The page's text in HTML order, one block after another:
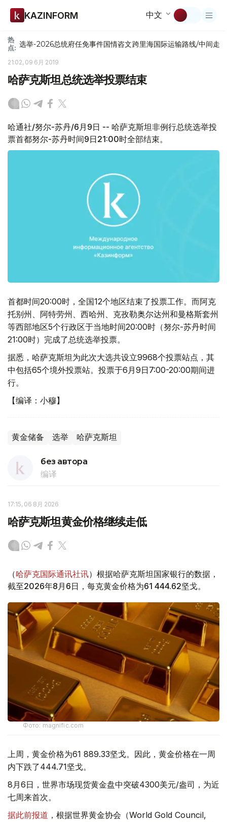
KAZINFORM 中文
热
点: 选举-2026总统府任免事件国情咨文跨里海国际运输路线/中间走廊
21:02, 09 6月 2019
哈萨克斯坦总统选举投票结束
哈通社/努尔-苏丹/6月9日 -- 哈萨克斯坦非例行总统选举投
票首都努尔-苏丹时间9日21:00时全部结束。
首都时间20:00时，全国12个地区结束了投票工作。而阿克
托别州、阿特劳州、西哈州、克孜勒奥尔达州和曼格斯套州
等西部地区5个行政区于当地时间20:00时（努尔-苏丹时间
21:00时）完成了总统选举投票。
据悉，哈萨克斯坦为此次大选共设立9968个投票站点，其
中包括65个境外投票站。投票于6月9日7:00-20:00期间进
行。
【编译：小穆】
黄金储备 选举 哈萨克斯坦
без автора
编译
17:15, 06 8月 2026
哈萨克斯坦黄金价格继续走低
（哈萨克国际通讯社讯）根据哈萨克斯坦国家银行的数据，
截至2026年8月6日，每克黄金价格为61 444.62坚戈。
Фото: magnific.com
上周，黄金价格为61 889.33坚戈。因此，黄金价格在一周
内下跌了444.71坚戈。
8月6日，世界市场现货黄金盘中突破4300美元/盎司，为近
七周来首次。
据此前报道 ，根据世界黄金协会（World Gold Council,